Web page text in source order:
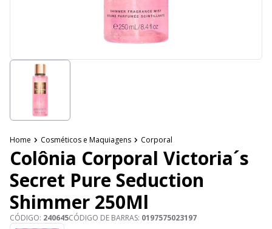
Home Cosméticos e Maquiagens Corporal
Colônia Corporal Victoria´s
Secret Pure Seduction
Shimmer 250Ml
CÓDIGO: 240645CÓDIGO DE BARRAS: 0197575023197